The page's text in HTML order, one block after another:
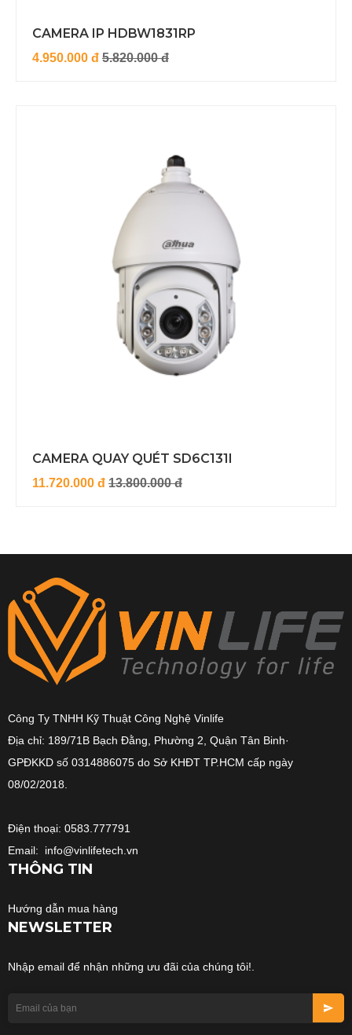
CAMERA IP HDBW1831RP
4.950.000 đ 5.820.000 đ
CAMERA QUAY QUÉT SD6C131I
11.720.000 đ 13.800.000 đ
Công Ty TNHH Kỹ Thuật Công Nghệ Vinlife
Địa chỉ: 189/71B Bạch Đằng, Phường 2, Quận Tân Binh·
GPĐKKD số 0314886075 do Sở KHĐT TP.HCM cấp ngày
08/02/2018.
Điện thoại: 0583.777791
Email: info@vinlifetech.vn
THÔNG TIN
Hướng dẫn mua hàng
NEWSLETTER
Nhập email để nhận những ưu đãi của chúng tôi!.